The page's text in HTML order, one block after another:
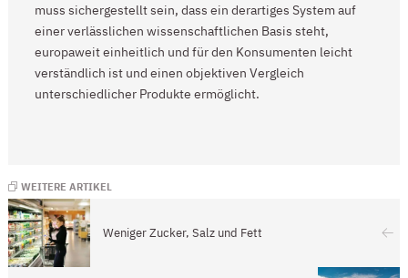
muss sichergestellt sein, dass ein derartiges System auf
einer verlässlichen wissenschaftlichen Basis steht,
europaweit einheitlich und für den Konsumenten leicht
verständlich ist und einen objektiven Vergleich
unterschiedlicher Produkte ermöglicht.
WEITERE ARTIKEL
Weniger Zucker, Salz und Fett